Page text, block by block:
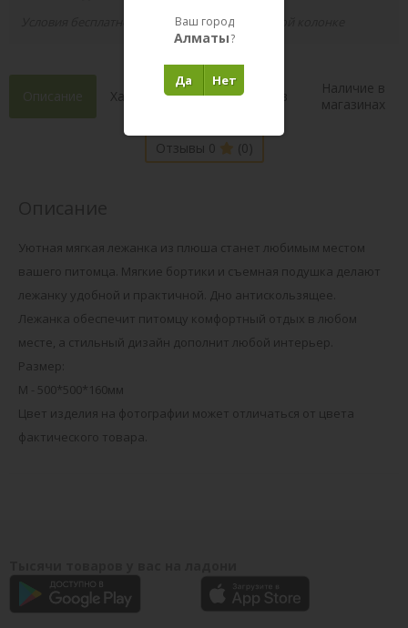
Условия бесплатной доставки указаны в правой колонке
Описание Характеристики Состав
Наличие в
магазинах
Отзывы 0 (0)
Уютная мягкая лежанка из плюша станет любимым местом
вашего питомца. Мягкие бортики и съемная подушка делают
лежанку удобной и практичной. Дно антискользящее.
Лежанка обеспечит питомцу комфортный отдых в любом
месте, а стильный дизайн дополнит любой интерьер.
Размер:
М - 500*500*160мм
Цвет изделия на фотографии может отличаться от цвета
фактического товара.
Ваш город
Алматы?
Нет
Да